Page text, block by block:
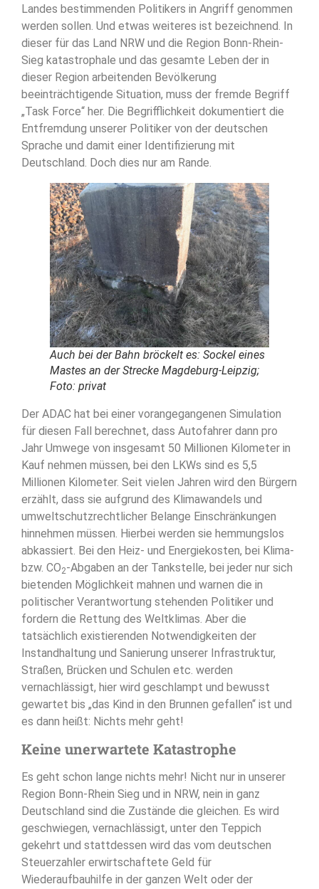
Landes bestimmenden Politikers in Angriff genommen
werden sollen. Und etwas weiteres ist bezeichnend. In
dieser für das Land NRW und die Region Bonn-Rhein-
Sieg katastrophale und das gesamte Leben der in
dieser Region arbeitenden Bevölkerung
beeinträchtigende Situation, muss der fremde Begriff
„Task Force“ her. Die Begrifflichkeit dokumentiert die
Entfremdung unserer Politiker von der deutschen
Sprache und damit einer Identifizierung mit
Deutschland. Doch dies nur am Rande.
Auch bei der Bahn bröckelt es: Sockel eines
Mastes an der Strecke Magdeburg-Leipzig;
Foto: privat
Der ADAC hat bei einer vorangegangenen Simulation
für diesen Fall berechnet, dass Autofahrer dann pro
Jahr Umwege von insgesamt 50 Millionen Kilometer in
Kauf nehmen müssen, bei den LKWs sind es 5,5
Millionen Kilometer. Seit vielen Jahren wird den Bürgern
erzählt, dass sie aufgrund des Klimawandels und
umweltschutzrechtlicher Belange Einschränkungen
hinnehmen müssen. Hierbei werden sie hemmungslos
abkassiert. Bei den Heiz- und Energiekosten, bei Klima-
bzw. CO2-Abgaben an der Tankstelle, bei jeder nur sich
bietenden Möglichkeit mahnen und warnen die in
politischer Verantwortung stehenden Politiker und
fordern die Rettung des Weltklimas. Aber die
tatsächlich existierenden Notwendigkeiten der
Instandhaltung und Sanierung unserer Infrastruktur,
Straßen, Brücken und Schulen etc. werden
vernachlässigt, hier wird geschlampt und bewusst
gewartet bis „das Kind in den Brunnen gefallen“ ist und
es dann heißt: Nichts mehr geht!
Keine unerwartete Katastrophe
Es geht schon lange nichts mehr! Nicht nur in unserer
Region Bonn-Rhein Sieg und in NRW, nein in ganz
Deutschland sind die Zustände die gleichen. Es wird
geschwiegen, vernachlässigt, unter den Teppich
gekehrt und stattdessen wird das vom deutschen
Steuerzahler erwirtschaftete Geld für
Wiederaufbauhilfe in der ganzen Welt oder der